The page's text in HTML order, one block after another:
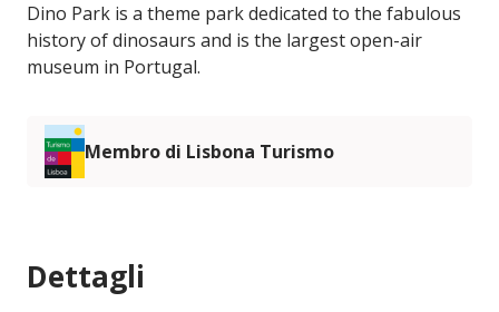
Dino Park is a theme park dedicated to the fabulous
history of dinosaurs and is the largest open-air
museum in Portugal.
Membro di Lisbona Turismo
Dettagli